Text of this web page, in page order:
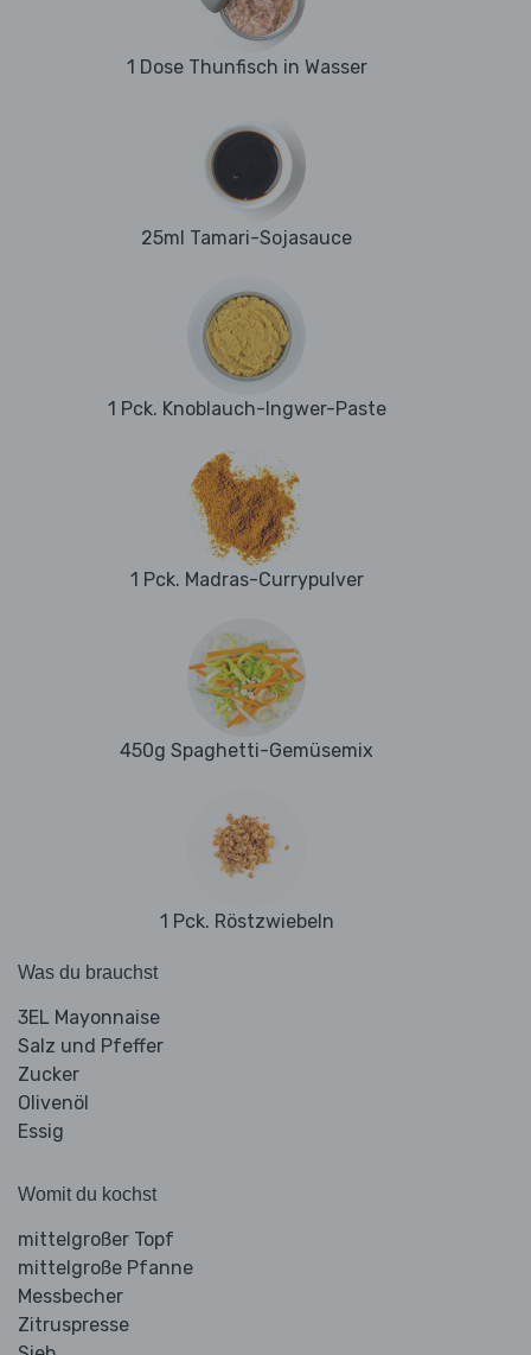
1 Dose Thunfisch in Wasser
25ml Tamari-Sojasauce
1 Pck. Knoblauch-Ingwer-Paste
1 Pck. Madras-Currypulver
450g Spaghetti-Gemüsemix
1 Pck. Röstzwiebeln
Was du brauchst
3EL Mayonnaise
Salz und Pfeffer
Zucker
Olivenöl
Essig
Womit du kochst
mittelgroßer Topf
mittelgroße Pfanne
Messbecher
Zitruspresse